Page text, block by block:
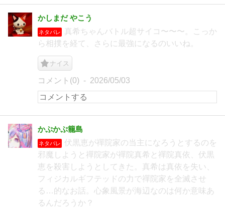
かしまだ やこう
ネタバレ
真希ちゃんバトル超サイコ〜〜〜。こっか
ら相撲を経て、さらに最強になるのいいね。
ナイス
コメント(0) 2026/05/03
かぷかぷ籠島
ネタバレ
伏黒恵が禪院家の当主になろうとするのを
邪魔しようと禪院家が禪院真希と禪院真依、伏黒
恵を殺害しようとしてきた。真希は真依を失い、
フィジカルギフテッドの力で禪院家を全滅させ
る…的なお話。心象風景が海辺なのは何か意味あ
るんだろうか？